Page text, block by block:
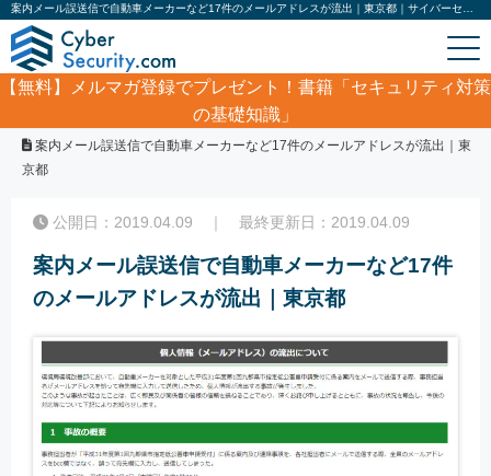
【無料】
メルマガ登録でプレゼント！書籍「セキュリティ対策
の基礎知識」
サイバーセキュリティ・情報漏洩ニュース
案内メール誤送信で自動車メーカーなど17件のメールアドレスが流出｜東
京都
公開日：2019.04.09 ｜ 最終更新日：2019.04.09
案内メール誤送信で自動車メーカーなど17件
のメールアドレスが流出｜東京都